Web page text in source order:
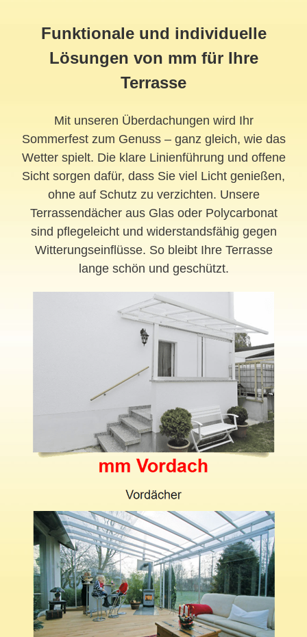
Funktionale und individuelle
Lösungen von mm für Ihre
Terrasse
Mit unseren Überdachungen wird Ihr
Sommerfest zum Genuss – ganz gleich, wie das
Wetter spielt. Die klare Linienführung und offene
Sicht sorgen dafür, dass Sie viel Licht genießen,
ohne auf Schutz zu verzichten. Unsere
Terrassendächer aus Glas oder Polycarbonat
sind pflegeleicht und widerstandsfähig gegen
Witterungseinflüsse. So bleibt Ihre Terrasse
lange schön und geschützt.